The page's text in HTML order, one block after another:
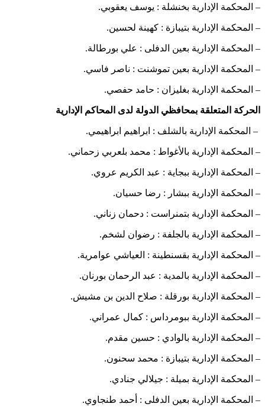
– المحكمة الإدارية بخنشلة : يوسف يعقوبي.
– المحكمة الإدارية بتيبازة : كهينة لحسين.
– المحكمة الإدارية بعين الدفلى : علي بورطالة.
– المحكمة الإدارية بعين تموشنت : ناصر فاسي.
– المحكمة الإدارية بغليزان : حامد حفصي.
الحركة المتعلقة بمحافظي الدولة لدى المحاكم الإدارية
– المحكمة الإدارية بالشلف : ابراهيم ابراهيمي.
– المحكمة الإدارية بالأغواط : محمد بلعربي زحماني.
– المحكمة الإدارية ببجاية : عبد الكريم عروي.
– المحكمة الإدارية ببشار : رضا حسيان.
– المحكمة الإدارية بتمنراست : دحمان زناني.
– المحكمة الإدارية بالجلفة : رضوان لشخم.
– المحكمة الإدارية بقسنطينة : العياشي عوامرية.
– المحكمة الإدارية بالمدية : عبد الرحمان بورنان.
– المحكمة الإدارية بورقلة : صلاح الدين بن مشيش.
– المحكمة الإدارية ببومرداس : كمال عمراني.
– المحكمة الإدارية بالوادي : حسين مقدم.
– المحكمة الإدارية بتيبازة : محمد سحنون.
– المحكمة الإدارية بميلة : جيلالي جنادي.
– المحكمة الإدارية بعين الدفلى : أحمد طنجاوي.